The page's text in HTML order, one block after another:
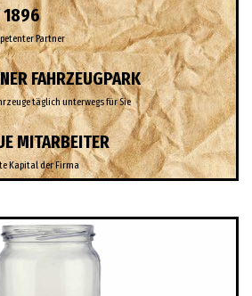
1896
Partner
FAHRZEUGPARK
täglich unterwegs für Sie
MITARBEITER
Kapital der Firma